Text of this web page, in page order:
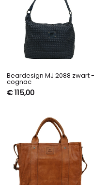
Beardesign MJ 2088 zwart -
cognac
€ 115,00